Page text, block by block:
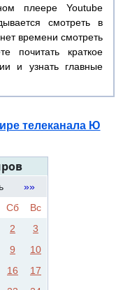
плеере Youtube
смотреть в
времени смотреть
почитать краткое
и узнать главные
телеканала Ю
»»
Сб
Вс
2
3
9
10
16
17